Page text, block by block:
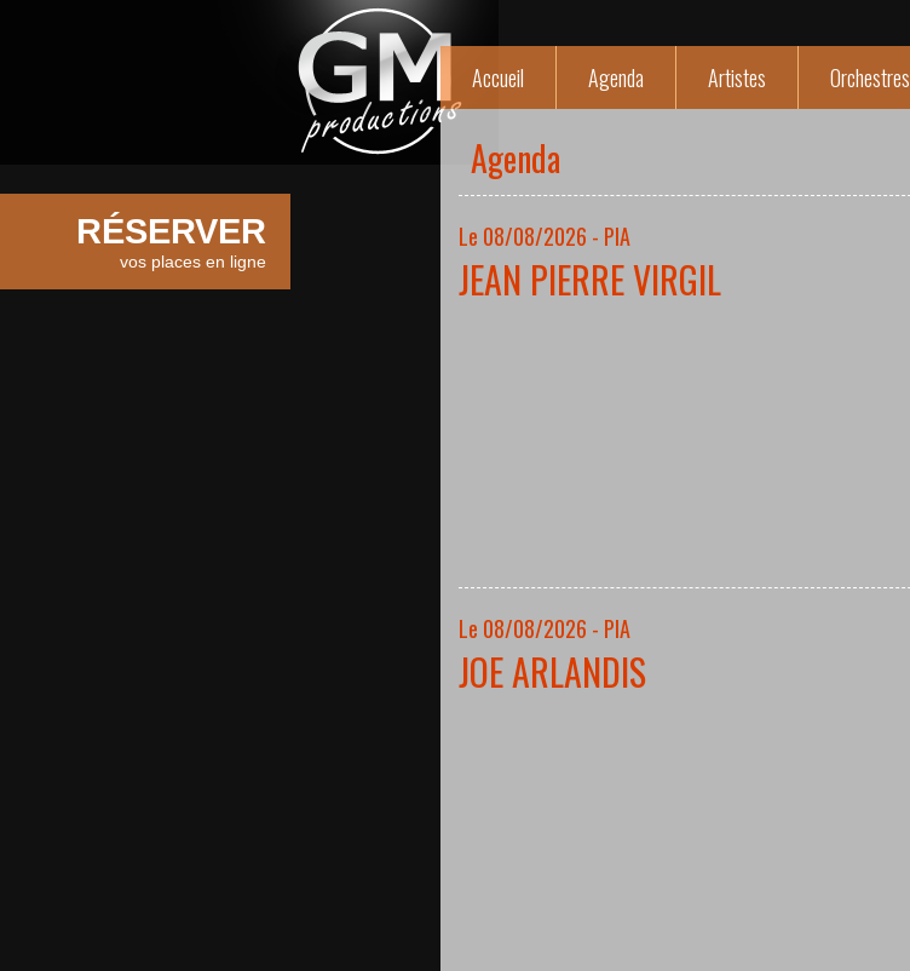
RÉSERVER
vos places en ligne
Accueil Agenda Artistes Orchestres
Agenda
Le 08/08/2026 - PIA
JEAN PIERRE VIRGIL
Le 08/08/2026 - PIA
JOE ARLANDIS